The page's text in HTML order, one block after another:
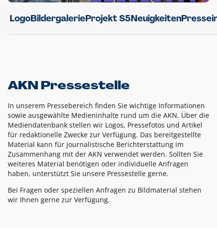
LogoBildergalerieProjekt S5Neuigkeiten
AKN Pressestelle
In unserem Pressebereich finden Sie wichtige Informationen
sowie ausgewählte Medieninhalte rund um die AKN. Über die
Mediendatenbank stellen wir Logos, Pressefotos und Artikel
für redaktionelle Zwecke zur Verfügung. Das bereitgestellte
Material kann für journalistische Berichterstattung im
Zusammenhang mit der AKN verwendet werden. Sollten Sie
weiteres Material benötigen oder individuelle Anfragen
haben, unterstützt Sie unsere Pressestelle gerne.
Bei Fragen oder speziellen Anfragen zu Bildmaterial stehen
wir Ihnen gerne zur Verfügung.